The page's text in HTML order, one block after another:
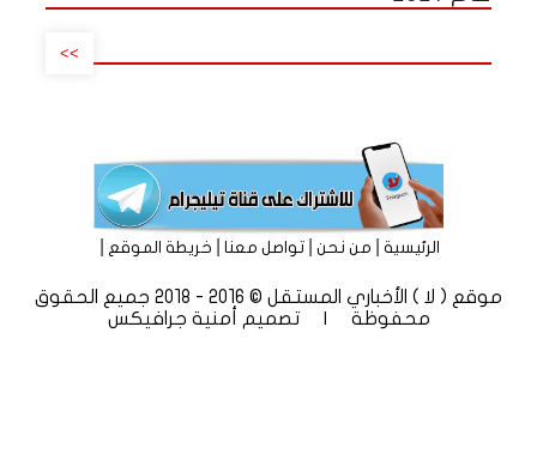
>>
الرئيسية|من نحن|تواصل معنا|خريطة الموقع
موقع ( لا ) الأخباري المستقل © 2016 - 2018 جميع الحقوق
محفوظة | تصميم
أمنية جرافيكس